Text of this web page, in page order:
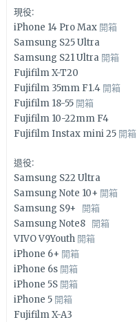
現役:
iPhone 14 Pro Max 開箱
Samsung S25 Ultra
Samsung S21 Ultra 開箱
Fujifilm X-T20
Fujifilm 35mm F1.4 開箱
Fujifilm 18-55 開箱
Fujifilm 10-22mm F4
Fujifilm Instax mini 25 開箱
退役:
Samsung S22 Ultra
Samsung Note 10+ 開箱
Samsung S9+ 開箱
Samsung Note8 開箱
VIVO V9Youth 開箱
iPhone 6+ 開箱
iPhone 6s 開箱
iPhone 5S 開箱
iPhone 5 開箱
Fujifilm X-A3